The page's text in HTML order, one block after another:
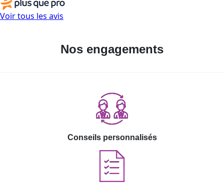
Voir tous les avis
Nos engagements
Conseils personnalisés